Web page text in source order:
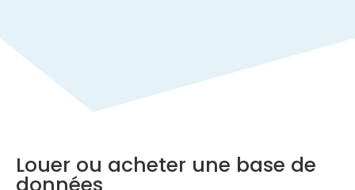
Louer ou acheter une base de